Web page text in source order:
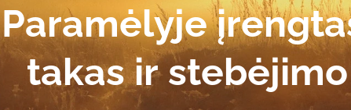
Paramėlyje
takas ir